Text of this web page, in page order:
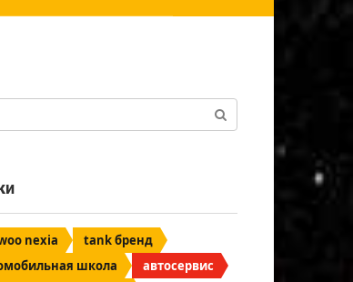
nexia
tank бренд
школа
автосервис